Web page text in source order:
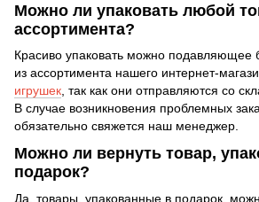
Можно ли упаковать любой
ассортимента?
Красиво упаковать можно подавляющее
из ассортимента нашего интернет-
игрушек, так как они отправляются со
В случае возникновения проблемных
обязательно свяжется наш менеджер.
Можно ли вернуть товар,
подарок?
Да, товары, упакованные в подарок,